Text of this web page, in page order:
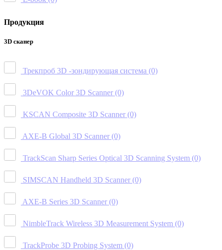
Продукция
3D сканер
Трекпроб 3D -зондирующая система (0)
3DeVOK Color 3D Scanner (0)
KSCAN Composite 3D Scanner (0)
AXE-B Global 3D Scanner (0)
TrackScan Sharp Series Optical 3D Scanning System (0)
SIMSCAN Handheld 3D Scanner (0)
AXE-B Series 3D Scanner (0)
NimbleTrack Wireless 3D Measurement System (0)
TrackProbe 3D Probing System (0)